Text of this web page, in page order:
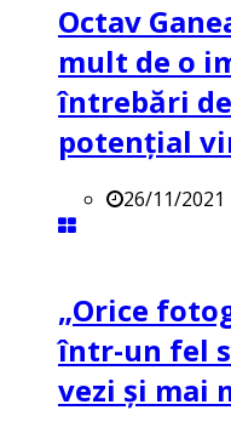
Octav
mult de o
întrebări
potenţial
26/11/2021
„Orice
într-un fel
vezi și mai